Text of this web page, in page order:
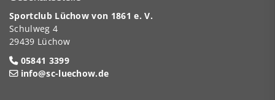
Sportclub Lüchow von 1861 e. V.
Schulweg 4
29439 Lüchow
05841 3399
info@sc-luechow.de